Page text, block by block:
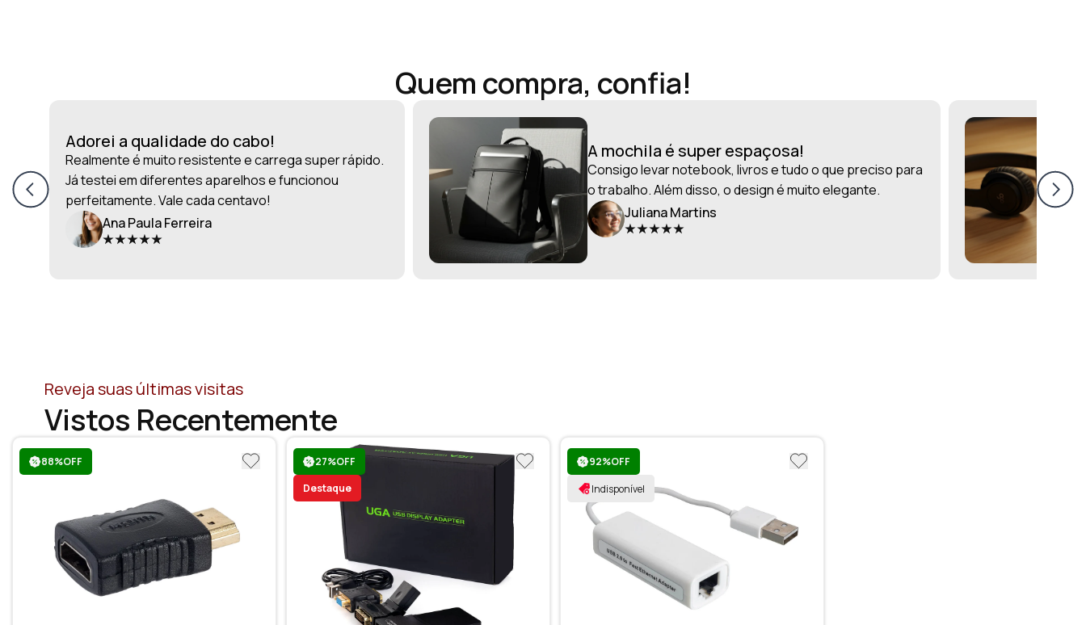
Quem compra, confia!
Adorei a qualidade do cabo!
Realmente é muito resistente e carrega super rápido.
Já testei em diferentes aparelhos e funcionou
perfeitamente. Vale cada centavo!
Ana Paula Ferreira
A mochila é super espaçosa!
Consigo levar notebook, livros e tudo o que preciso para
o trabalho. Além disso, o design é muito elegante.
Juliana Martins
Reveja suas últimas visitas
Vistos Recentemente
88%OFF
27%OFF
Destaque
92%OFF
Indisponível